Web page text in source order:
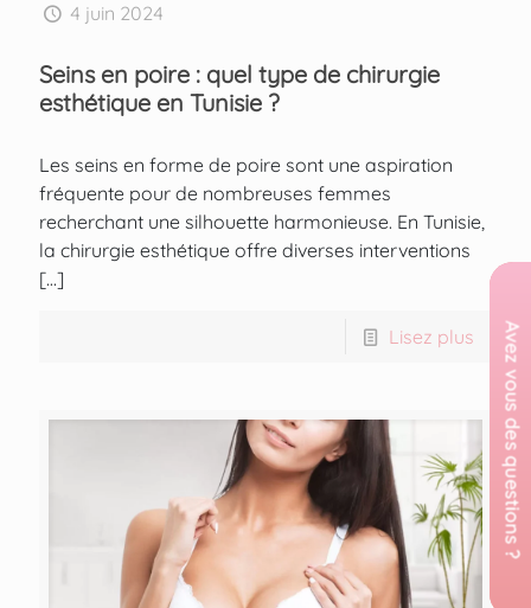
4 juin 2024
Seins en poire : quel type de chirurgie
esthétique en Tunisie ?
Les seins en forme de poire sont une aspiration
fréquente pour de nombreuses femmes
recherchant une silhouette harmonieuse. En Tunisie,
la chirurgie esthétique offre diverses interventions
[…]
Lisez plus